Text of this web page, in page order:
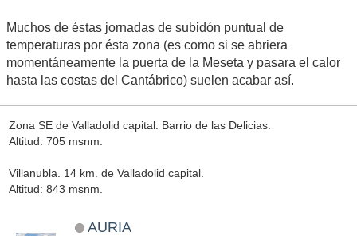
Muchos de éstas jornadas de subidón puntual de
temperaturas por ésta zona (es como si se abriera
momentáneamente la puerta de la Meseta y pasara el calor
hasta las costas del Cantábrico) suelen acabar así.
Zona SE de Valladolid capital. Barrio de las Delicias.
Altitud: 705 msnm.
Villanubla. 14 km. de Valladolid capital.
Altitud: 843 msnm.
AURIA